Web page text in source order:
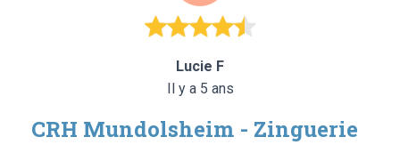
Lucie F
Il y a 5 ans
CRH Mundolsheim - Zinguerie